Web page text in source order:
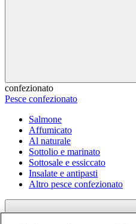
confezionato
Pesce confezionato
Salmone
Affumicato
Al naturale
Sottolio e marinato
Sottosale e essiccato
Insalate e antipasti
Altro pesce confezionato